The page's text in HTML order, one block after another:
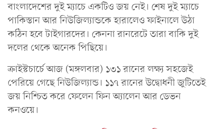
বাংলাদেশের দুই ম্যাচে একটিও জয় নেই। শেষ দুই ম্যাচে
পাকিস্তান আর নিউজিল্যান্ডকে হারালেও ফাইনালে উঠা
কঠিন হবে টাইগারদের। কেননা রানরেটে তারা বাকি দুই
দলের থেকে অনেক পিছিয়ে।
ক্রাইস্টচার্চে আজ (মঙ্গলবার) ১৩১ রানের লক্ষ্য সহজেই
পেরিয়ে গেছে নিউজিল্যান্ড। ১১৭ রানের উদ্বোধনী জুটিতেই
জয় নিশ্চিত করে ফেলেন ফিন অ্যালেন আর ডেভন
কনওয়ে।